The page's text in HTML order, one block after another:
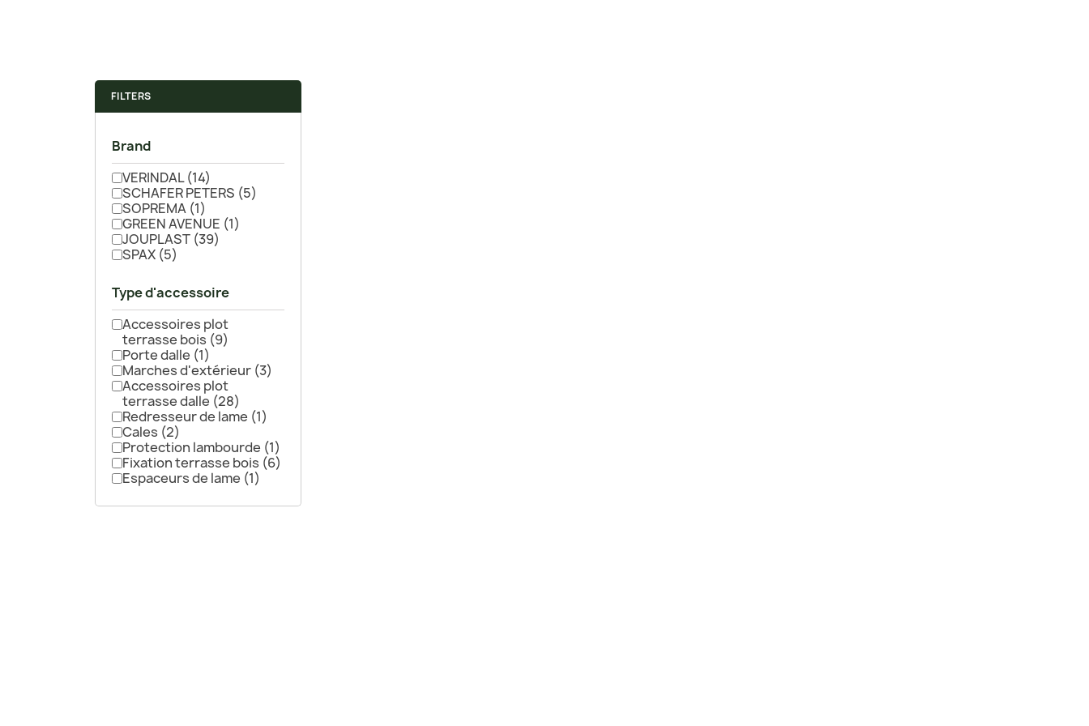
FILTERS
Brand
VERINDAL(14)
SCHAFER PETERS (5)
SOPREMA (1)
GREEN AVENUE (1)
JOUPLAST (39)
SPAX (5)
Type d'accessoire
Accessoires plot
terrasse bois (9)
Porte dalle (1)
Marches d'extérieur (3)
Accessoires plot
terrasse dalle (28)
Redresseur de lame (1)
Cales (2)
Protection lambourde (1)
Fixation terrasse bois (6)
Espaceurs de lame (1)